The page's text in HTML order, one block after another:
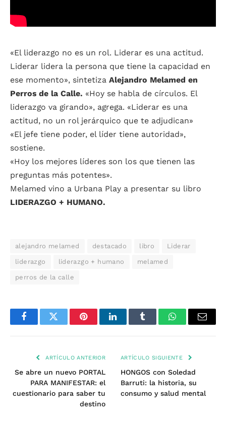
«El liderazgo no es un rol. Liderar es una actitud.
Liderar lidera la persona que tiene la capacidad en
ese momento», sintetiza Alejandro Melamed en
Perros de la Calle. «Hoy se habla de círculos. El
liderazgo va girando», agrega. «Liderar es una
actitud, no un rol jerárquico que te adjudican»
«El jefe tiene poder, el líder tiene autoridad»,
sostiene.
«Hoy los mejores líderes son los que tienen las
preguntas más potentes».
Melamed vino a Urbana Play a presentar su libro
LIDERAZGO + HUMANO.
alejandro melamed destacado libro Liderar
liderazgo liderazgo + humano melamed
perros de la calle
FacebookTwitter PinterestLinkedInTumblr WhatsAppEmail
ARTÍCULO ANTERIOR
Se abre un nuevo PORTAL
PARA MANIFESTAR: el
cuestionario para saber tu
destino
ARTÍCULO SIGUIENTE
HONGOS con Soledad
Barruti: la historia, su
consumo y salud mental